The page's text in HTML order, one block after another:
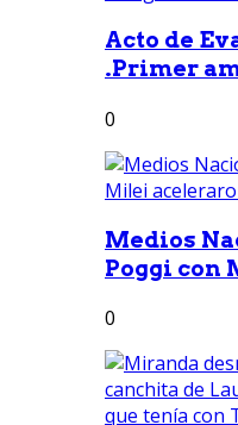
Acto de
.Primer
0
Medios
Poggi con
0